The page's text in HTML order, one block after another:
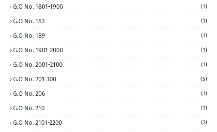
G.O No. 1801-1900 (1)
G.O No. 183 (1)
G.O No. 189 (1)
G.O No. 1901-2000 (1)
G.O No. 2001-2100 (1)
G.O No. 201-300 (5)
G.O No. 206 (1)
G.O No. 210 (1)
G.O No. 2101-2200 (2)